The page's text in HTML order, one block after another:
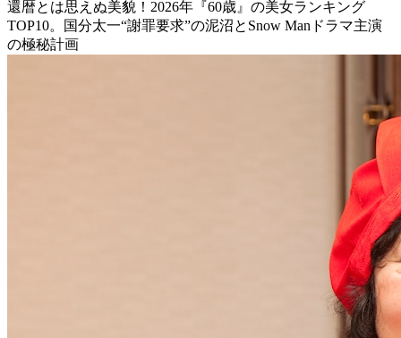
還暦とは思えぬ美貌！2026年『60歳』の美女ランキング
TOP10。国分太一“謝罪要求”の泥沼とSnow Manドラマ主演
の極秘計画